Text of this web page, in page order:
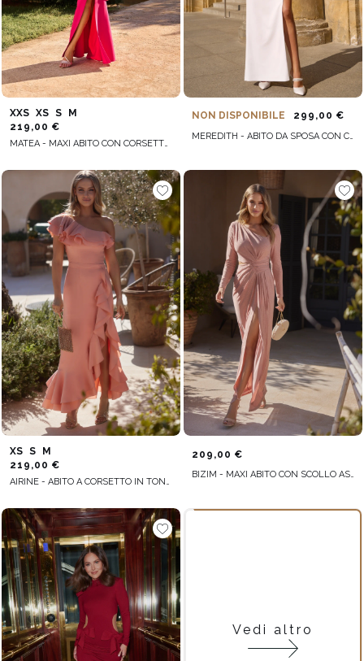
XXS XS S
M
219,00 €
MATEA - MAXI ABITO CON CORSETTO E FERRETTI
NON DISPONIBILE 299,00 €
MEREDITH - ABITO DA SPOSA CON CORSETTO E PIUME
XS S
M
219,00 €
AIRINE - ABITO A CORSETTO IN TONALITÀ PESCA CON SCOLLO ASIMMETRICO E BALZE
209,00 €
BIZIM - MAXI ABITO CON SCOLLO ASIMMETRICO, DRAPPEGGIO E SVASATURA ELEGANTE
Vedi altro